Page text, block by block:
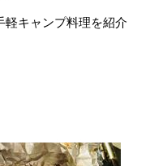
キャンプ料理を紹介